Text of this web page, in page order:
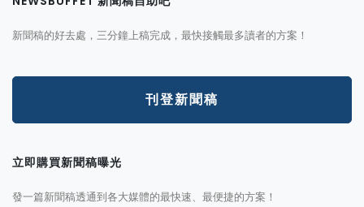
新聞稿的好去處，三分鐘上稿完成，最快接觸最多讀者的方案！
刊登新聞稿
立即購買新聞稿曝光
發一篇新聞稿透通到各大媒體的最快速、最便捷的方案！